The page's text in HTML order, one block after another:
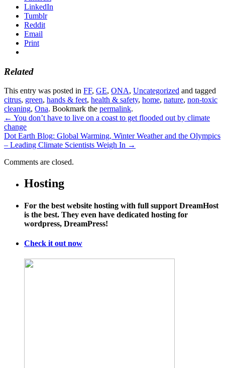
LinkedIn
Tumblr
Reddit
Email
Print
Related
This entry was posted in FF, GE, ONA, Uncategorized and tagged
citrus, green, hands & feet, health & safety, home, nature, non-toxic
cleaning, Ona. Bookmark the permalink.
← You don’t have to live on a coast to get flooded out by climate
change
Dot Earth Blog: Global Warming, Winter Weather and the Olympics
– Leading Climate Scientists Weigh In →
Comments are closed.
Hosting
For the best website hosting with full support DreamHost
is the best. They even have dedicated hosting for
wordpress, DreamPress!
Check it out now